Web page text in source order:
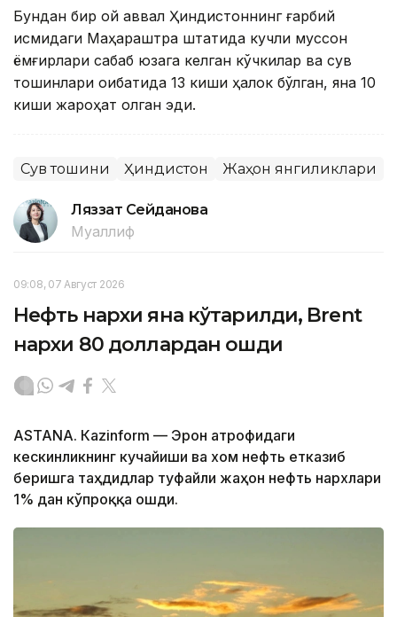
Бундан бир ой аввал Ҳиндистоннинг ғарбий
қисмидаги Маҳараштра штатида кучли муссон
ёмғирлари сабаб юзага келган кўчкилар ва сув
тошқинлари оқибатида 13 киши ҳалок бўлган, яна 10
киши жароҳат олган эди.
Сув тошқини Ҳиндистон Жаҳон янгиликлари
Ляззат Сейданова
Муаллиф
09:08, 07 Август 2026
Нефть нархи яна кўтарилди, Brent
нархи 80 доллардан ошди
ASTANА. Кazinform — Эрон атрофидаги
кескинликнинг кучайиши ва хом нефть етказиб
беришга таҳдидлар туфайли жаҳон нефть нархлари
1% дан кўпроққа ошди.